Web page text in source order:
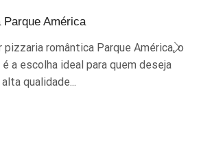
América
pizzaria romântica Parque América, o
a escolha ideal para quem deseja
qualidade...